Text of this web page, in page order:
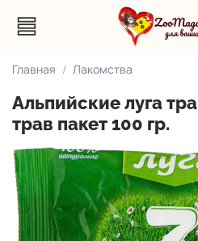
Главная Лакомства
Альпийские луга
трав пакет 100 гр.